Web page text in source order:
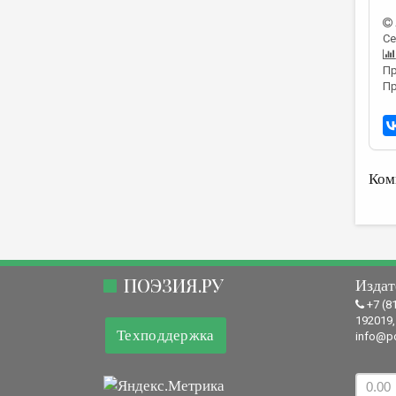
ПОЭЗИЯ.РУ
Техподдержка
+7